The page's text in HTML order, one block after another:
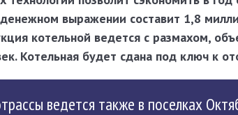
денежном выражении составит 1,8
котельной ведется с размахом,
Котельная будет сдана под ключ к
ведется также в поселках